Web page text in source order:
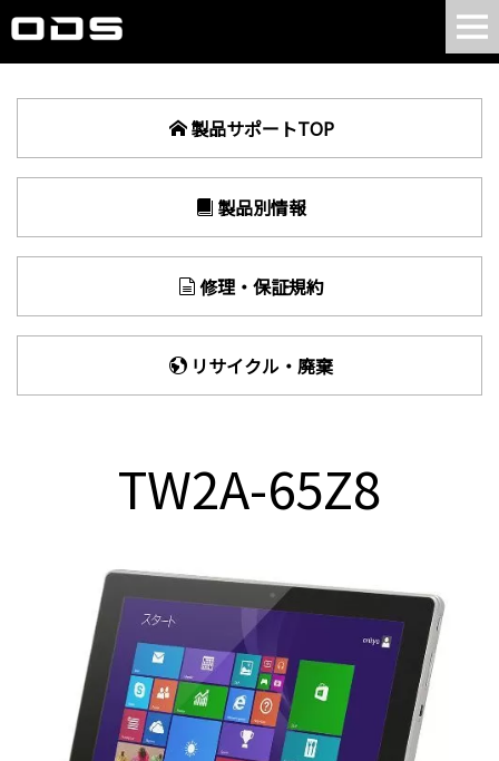
製品サポートTOP
製品別情報
修理・保証規約
リサイクル・廃棄
TW2A-65Z8